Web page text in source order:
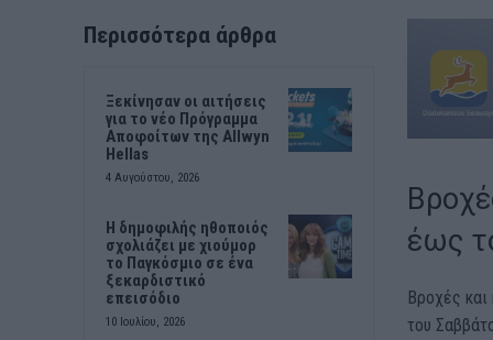
Περισσότερα άρθρα
Ξεκίνησαν οι αιτήσεις
για το νέο Πρόγραμμα
Αποφοίτων της Allwyn
Hellas
4 Αυγούστου, 2026
Η δημοφιλής ηθοποιός
σχολιάζει με χιούμορ
το Παγκόσμιο σε ένα
ξεκαρδιστικό
επεισόδιο
10 Ιουλίου, 2026
έως
Βροχές
του